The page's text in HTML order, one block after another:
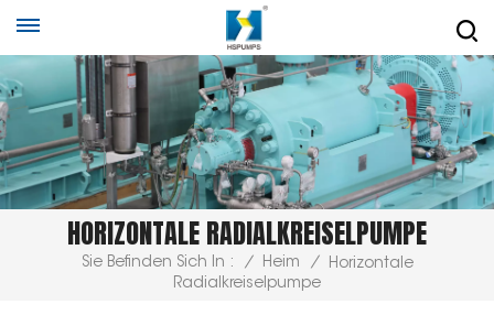
HORIZONTALE RADIALKREISELPUMPE
Sie Befinden Sich In : / Heim /
Horizontale
Radialkreiselpumpe